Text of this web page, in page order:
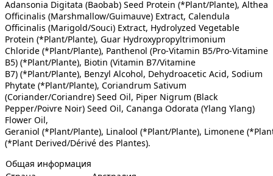
Adansonia Digitata (Baobab) Seed Protein (*Plant/Plante), Althea
Officinalis (Marshmallow/Guimauve) Extract, Calendula
Officinalis (Marigold/Souci) Extract, Hydrolyzed Vegetable
Protein (*Plant/Plante), Guar Hydroxypropyltrimonium
Chloride (*Plant/Plante), Panthenol (Pro-Vitamin B5/Pro-Vitamine
B5) (*Plant/Plante), Biotin (Vitamin B7/Vitamine
B7) (*Plant/Plante), Benzyl Alcohol, Dehydroacetic Acid, Sodium
Phytate (*Plant/Plante), Coriandrum Sativum
(Coriander/Coriandre) Seed Oil, Piper Nigrum (Black
Pepper/Poivre Noir) Seed Oil, Cananga Odorata (Ylang Ylang)
Flower Oil,
Geraniol (*Plant/Plante), Linalool (*Plant/Plante), Limonene
(*Plant Derived/Dérivé des Plantes).
Общая информация